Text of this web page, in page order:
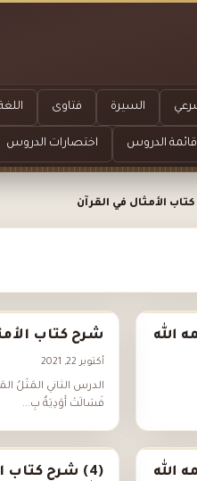
السيرة فتاوى
قائمة الدروس اختصارات الدروس
الأمثال في القرآن
الله شرح كتاب
أكتوبر 22, 2021
الدرس الثاني المَثَلُ
فَسَالَتْ أَوْدِيَةٌ بِ...
الله
(4) شرح كتاب